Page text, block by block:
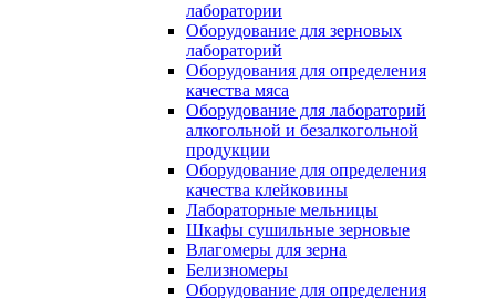
лаборатории
Оборудование для зерновых
лабораторий
Оборудования для определения
качества мяса
Оборудование для лабораторий
алкогольной и безалкогольной
продукции
Оборудование для определения
качества клейковины
Лабораторные мельницы
Шкафы сушильные зерновые
Влагомеры для зерна
Белизномеры
Оборудование для определения